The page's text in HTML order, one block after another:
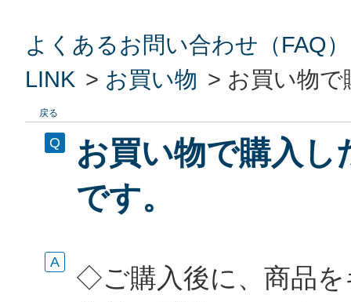
よくあるお問い合わせ（FAQ）
LINK > お買い物 > お買い物
戻る
お買い物で購入
です。
◇ご購入後に、商品